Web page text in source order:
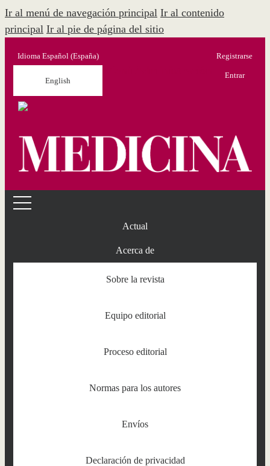
Ir al menú de navegación principal Ir al contenido
principal Ir al pie de página del sitio
Idioma Español (España)
English
Registrarse
Entrar
Actual
Acerca de
Sobre la revista
Equipo editorial
Proceso editorial
Normas para los autores
Envíos
Declaración de privacidad